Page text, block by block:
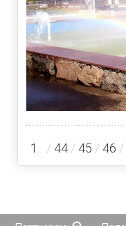
1 ... / 44 / 45 / 46 /